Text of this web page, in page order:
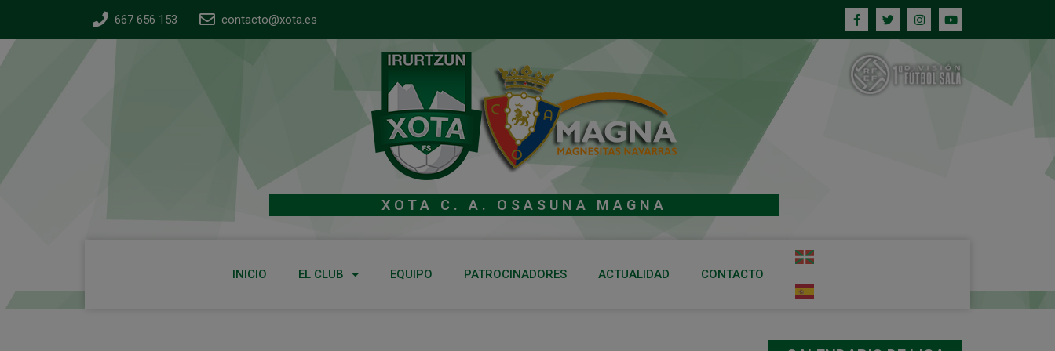
667 656 153 contacto@xota.es
XOTA C. A. OSASUNA MAGNA
INICIO EL CLUB EQUIPO PATROCINADORES ACTUALIDAD CONTACTO